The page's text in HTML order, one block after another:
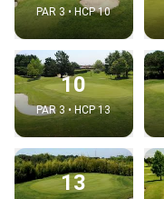
PAR 3 • HCP 10
10
PAR 3 • HCP 13
13